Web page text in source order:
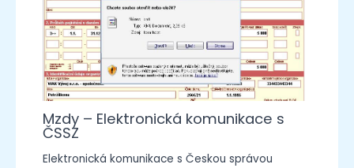
Mzdy – Elektronická komunikace s
ČSSZ
Elektronická komunikace s Českou správou